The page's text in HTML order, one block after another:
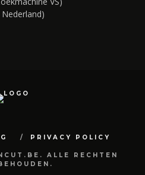
PRIVACY POLICY
ALLE RECHTEN